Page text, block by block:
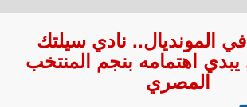
في المونديال.. نادي سيلتك
يبدي اهتمامه بنجم المنتخب
المصري